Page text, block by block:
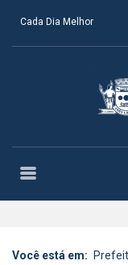
Cada Dia Melhor
Você está em: